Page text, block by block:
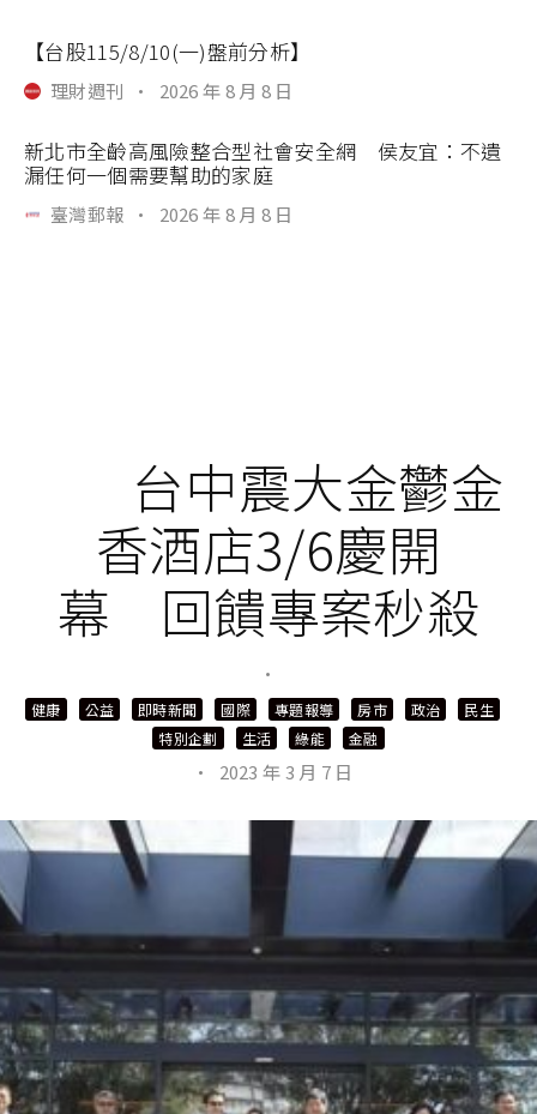
【台股115/8/10(一)盤前分析】
理財週刊 · 2026 年 8 月 8 日
新北市全齡高風險整合型社會安全網 侯友宜：不遺
漏任何一個需要幫助的家庭
臺灣郵報 · 2026 年 8 月 8 日
台中震大金鬱金
香酒店3/6慶開
幕 回饋專案秒殺
·
健康 公益 即時新聞 國際 專題報導 房市 政治
民生
特別企劃
生活 綠能 金融
· 2023 年 3 月 7 日